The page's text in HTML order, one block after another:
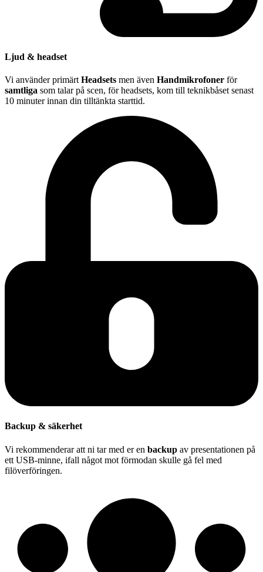
Ljud & headset
Vi använder primärt Headsets men även Handmikrofoner för
samtliga som talar på scen, för headsets, kom till teknikbåset senast
10 minuter innan din tilltänkta starttid.
Backup & säkerhet
Vi rekommenderar att ni tar med er en backup av presentationen på
ett USB-minne, ifall något mot förmodan skulle gå fel med
filöverföringen.